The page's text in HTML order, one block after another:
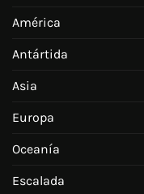
América
Antártida
Asia
Europa
Oceanía
Escalada